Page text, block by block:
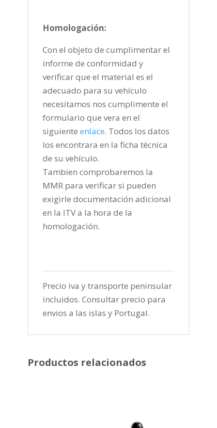
Homologación:
Con el objeto de cumplimentar el
informe de conformidad y
verificar que el material es el
adecuado para su vehículo
necesitamos nos cumplimente el
formulario que vera en el
siguiente enlace. Todos los datos
los encontrara en la ficha técnica
de su vehículo.
Tambien comprobaremos la
MMR para verificar si pueden
exigirle documentación adicional
en la ITV a la hora de la
homologación.
Precio iva y transporte peninsular
incluidos. Consultar precio para
envios a las islas y Portugal.
Productos relacionados